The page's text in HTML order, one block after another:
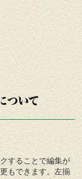
ついて
することで編集が
もできます。左揃